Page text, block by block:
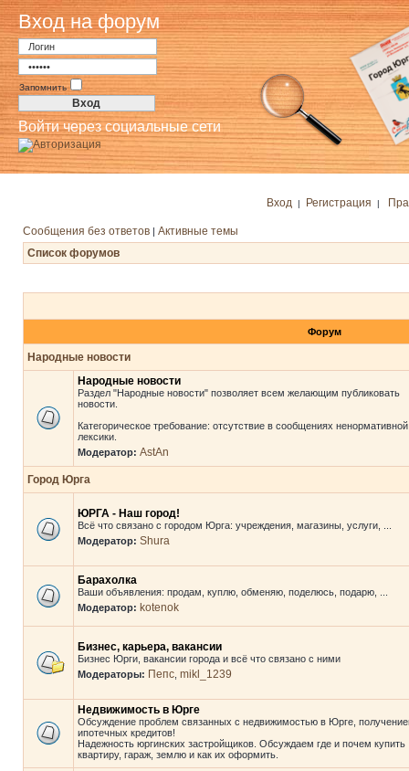
Вход на форум
Запомнить
Войти через социальные сети
Вход | Регистрация |
Сообщения без ответов | Активные темы
Список форумов
Форум
Народные новости
Народные новости
Раздел "Народные новости" позволяет всем желающим публиковать
новости.
Категорическое требование: отсутствие в сообщениях ненормативной
лексики.
Модератор: AstAn
Город Юрга
ЮРГА - Наш город!
Всё что связано с городом Юрга: учреждения, магазины, услуги, ...
Модератор: Shura
Барахолка
Ваши объявления: продам, куплю, обменяю, поделюсь, подарю, ...
Модератор: kotenok
Бизнес, карьера, вакансии
Бизнес Юрги, вакансии города и всё что связано с ними
Модераторы: Пепс mikl_1239
Недвижимость в Юрге
Обсуждение проблем связанных с недвижимостью в Юрге,
ипотечных кредитов!
Надежность юргинских застройщиков. Обсуждаем где и почем купить
квартиру, гараж, землю и как их оформить.